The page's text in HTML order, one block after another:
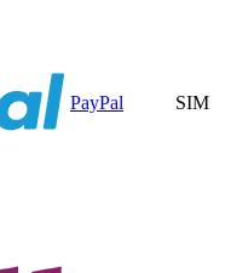
PayPal SIM